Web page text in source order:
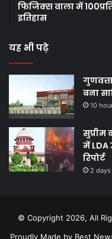
फिजिक्स वाला में
इतिहास
यह भी पढ़े
बना
10
में LDA
रिपोर्ट
2
© Copyright 2026, All
Proudly Made by Best